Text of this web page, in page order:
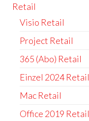
Retail
Visio Retail
Project Retail
365 (Abo) Retail
Einzel 2024 Retail
Mac Retail
Office 2019 Retail